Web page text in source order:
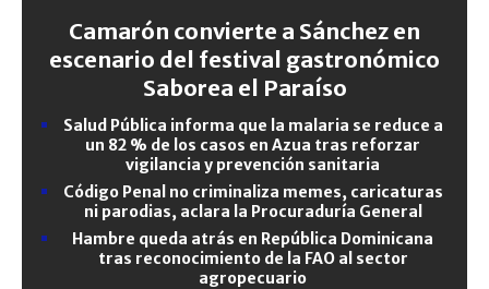
Camarón convierte a Sánchez en
escenario del festival gastronómico
Saborea el Paraíso
Salud Pública informa que la malaria se reduce a
un 82 % de los casos en Azua tras reforzar
vigilancia y prevención sanitaria
Código Penal no criminaliza memes, caricaturas
ni parodias, aclara la Procuraduría General
Hambre queda atrás en República Dominicana
tras reconocimiento de la FAO al sector
agropecuario